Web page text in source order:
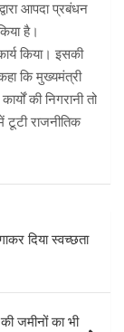
आपदा प्रबंधन
है।
किया। इसकी
कि मुख्यमंत्री
की निगरानी तो
राजनीतिक
दिया स्वच्छता
जमीनों का भी